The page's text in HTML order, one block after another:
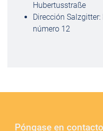
Hubertusstraße
Dirección
número 12
Póngase en